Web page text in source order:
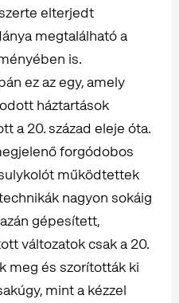
elterjedt
megtalálható a
is.
ez az egy, amely
háztartások
a 20. század eleje óta.
forgódobos
működtettek
nagyon sokáig
gépesített,
változatok csak a 20.
meg és szorították ki
mint a kézzel